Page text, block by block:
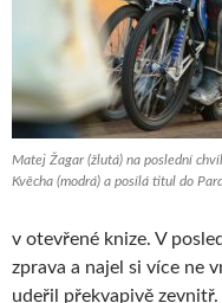
Matej Žagar (žlutá) na poslední
Kvěcha (modrá) a posílá titul do
v otevřené knize. V
zprava a najel si více ne
udeřil překvapivě zevnitř.